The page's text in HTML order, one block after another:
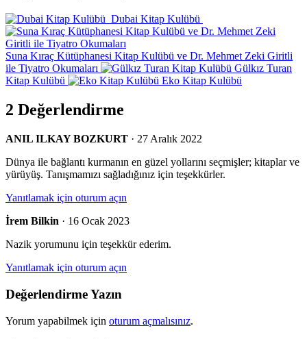
Dubai Kitap Kulübü
Suna Kıraç Kütüphanesi Kitap Kulübü ve Dr. Mehmet Zeki Giritli
ile Tiyatro Okumaları
Gülkız Turan
Kitap Kulübü
Eko Kitap Kulübü
2 Değerlendirme
ANIL ILKAY BOZKURT · 27 Aralık 2022
Dünya ile bağlantı kurmanın en güzel yollarını seçmişler; kitaplar ve
yürüyüş. Tanışmamızı sağladığınız için teşekkürler.
Yanıtlamak için oturum açın
İrem Bilkin · 16 Ocak 2023
Nazik yorumunu için teşekkür ederim.
Yanıtlamak için oturum açın
Değerlendirme Yazın
Yorum yapabilmek için oturum açmalısınız.